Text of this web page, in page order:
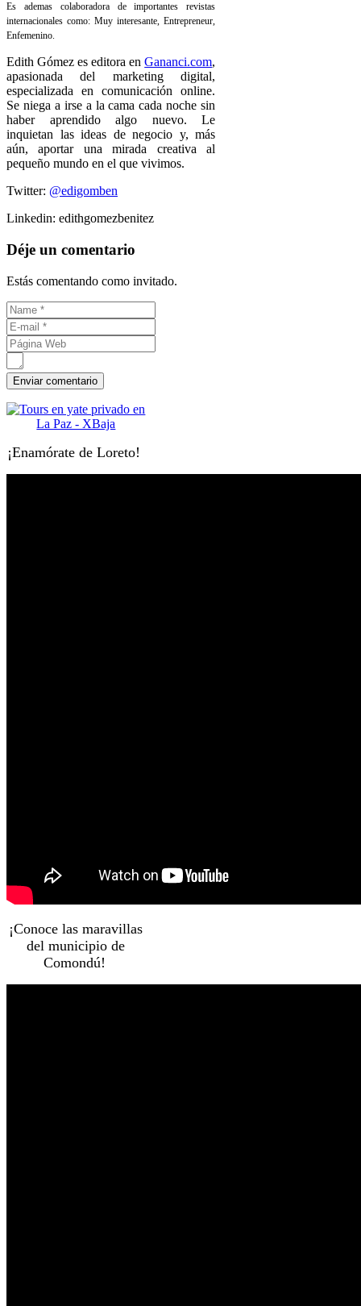
Es ademas colaboradora de importantes revistas
internacionales como: Muy interesante, Entrepreneur,
Enfemenino.
Edith Gómez es editora enGananci.com,
apasionada del marketing digital,
especializada en comunicación online.
Se niega a irse a la cama cada noche sin
haber aprendido algo nuevo. Le
inquietan las ideas de negocio y, más
aún, aportar una mirada creativa al
pequeño mundo en el que vivimos.
Twitter: @edigomben
Linkedin: edithgomezbenitez
Déje un comentario
Estás comentando como invitado.
¡Enamórate de Loreto!
¡Conoce las maravillas
del municipio de
Comondú!